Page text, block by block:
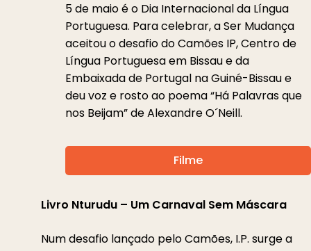
5 de maio é o Dia Internacional da Língua
Portuguesa. Para celebrar, a Ser Mudança
aceitou o desafio do Camões IP, Centro de
Língua Portuguesa em Bissau e da
Embaixada de Portugal na Guiné-Bissau e
deu voz e rosto ao poema “Há Palavras que
nos Beijam” de Alexandre O´Neill.
Filme
Livro Nturudu – Um Carnaval Sem Máscara
Num desafio lançado pelo Camões, I.P. surge a